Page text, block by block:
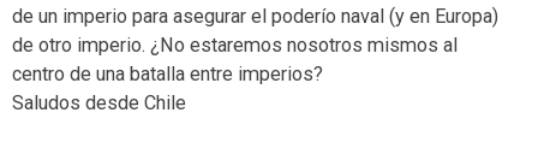
de un imperio para asegurar el poderío naval (y en Europa)
de otro imperio. ¿No estaremos nosotros mismos al
centro de una batalla entre imperios?
Saludos desde Chile